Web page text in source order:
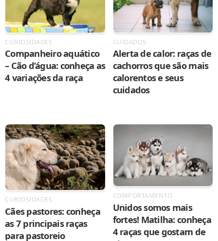
CURIOSIDADES
Companheiro aquático
– Cão d’água: conheça as
4 variações da raça
CUIDADOS
Alerta de calor: raças de
cachorros que são mais
calorentos e seus
cuidados
CURIOSIDADES
Cães pastores: conheça
as 7 principais raças
para pastoreio
COMPORTAMENTO
Unidos somos mais
fortes! Matilha: conheça
4 raças que gostam de